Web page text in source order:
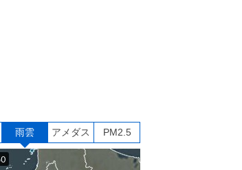
雨雲 アメダス PM2.5